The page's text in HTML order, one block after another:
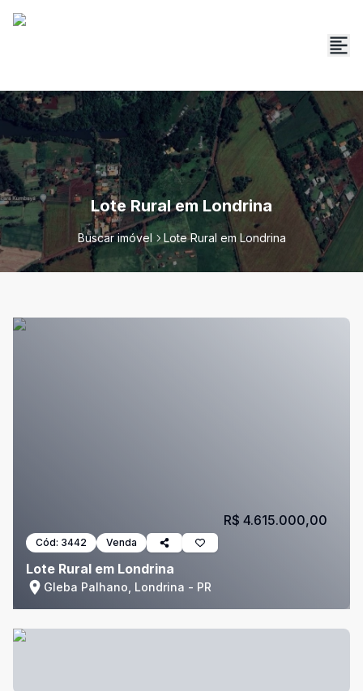
Lote Rural em Londrina
Buscar imóvel Lote Rural em Londrina
Cód: 3442 Venda
Lote Rural em Londrina
Gleba Palhano, Londrina - PR
R$ 4.615.000,00